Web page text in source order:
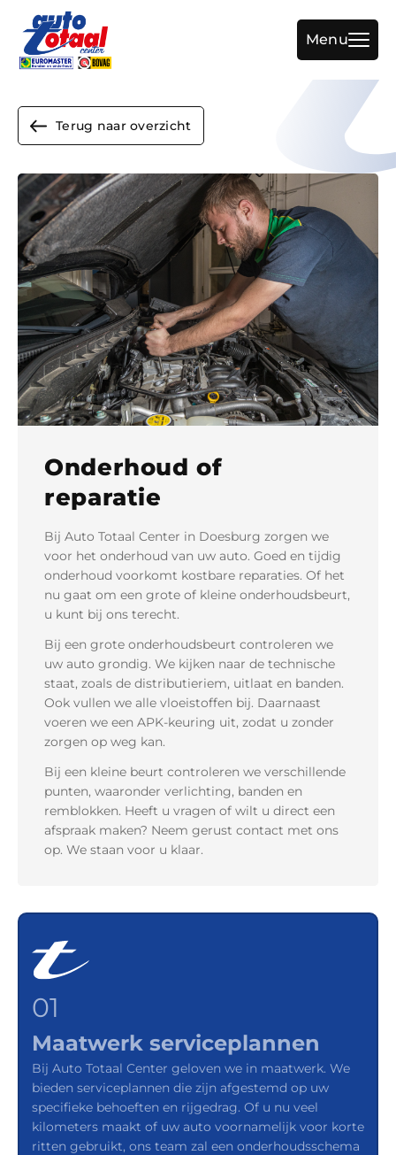
Menu
Home
Aanbod
Diensten
Werkplaats
Over ons
Vacature
Verkocht
Contact
Terug naar overzicht
Onderhoud of
reparatie
Bij Auto Totaal Center in Doesburg zorgen we
voor het onderhoud van uw auto. Goed en tijdig
onderhoud voorkomt kostbare reparaties. Of het
nu gaat om een grote of kleine onderhoudsbeurt,
u kunt bij ons terecht.
Bij een grote onderhoudsbeurt controleren we
uw auto grondig. We kijken naar de technische
staat, zoals de distributieriem, uitlaat en banden.
Ook vullen we alle vloeistoffen bij. Daarnaast
voeren we een APK-keuring uit, zodat u zonder
zorgen op weg kan.
Bij een kleine beurt controleren we verschillende
punten, waaronder verlichting, banden en
remblokken. Heeft u vragen of wilt u direct een
afspraak maken? Neem gerust contact met ons
op. We staan voor u klaar.
01
Maatwerk serviceplannen
Bij Auto Totaal Center geloven we in maatwerk. We
bieden serviceplannen die zijn afgestemd op uw
specifieke behoeften en rijgedrag. Of u nu veel
kilometers maakt of uw auto voornamelijk voor korte
ritten gebruikt, ons team zal een onderhoudsschema